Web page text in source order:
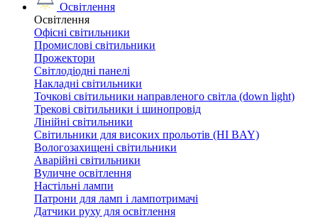
Освітлення
Освітлення
Офісні світильники
Промислові світильники
Прожектори
Світлодіодні панелі
Накладні світильники
Точкові світильники направленого світла (down light)
Трекові світильники і шинопровід
Лінійні світильники
Світильники для високих прольотів (HI BAY)
Вологозахищені світильники
Аварійні світильники
Вуличне освітлення
Настільні лампи
Патрони для ламп і лампотримачі
Датчики руху для освітлення